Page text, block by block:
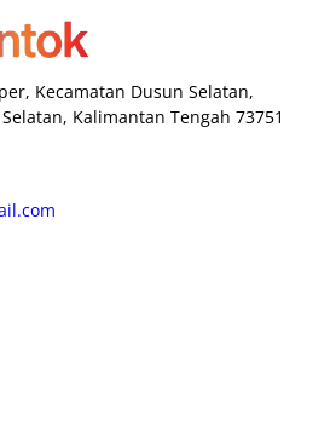
Kecamatan Dusun Selatan,
Kalimantan Tengah 73751